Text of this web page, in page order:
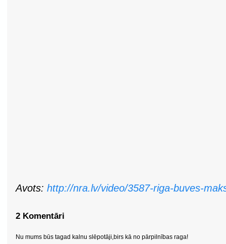
Avots: http://nra.lv/video/3587-riga-buves-
2 Komentāri
Nu mums būs tagad kalnu slēpotāji,birs kā no pārpilnības raga!